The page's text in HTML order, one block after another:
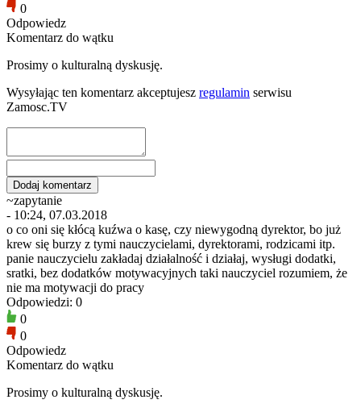
0
Odpowiedz
Komentarz do wątku
Prosimy o kulturalną dyskusję.
Wysyłając ten komentarz akceptujesz regulamin serwisu
Zamosc.TV
~zapytanie
- 10:24, 07.03.2018
o co oni się kłócą kuźwa o kasę, czy niewygodną dyrektor, bo już
krew się burzy z tymi nauczycielami, dyrektorami, rodzicami itp.
panie nauczycielu zakładaj działalność i działaj, wysługi dodatki,
sratki, bez dodatków motywacyjnych taki nauczyciel rozumiem, że
nie ma motywacji do pracy
Odpowiedzi: 0
0
0
Odpowiedz
Komentarz do wątku
Prosimy o kulturalną dyskusję.